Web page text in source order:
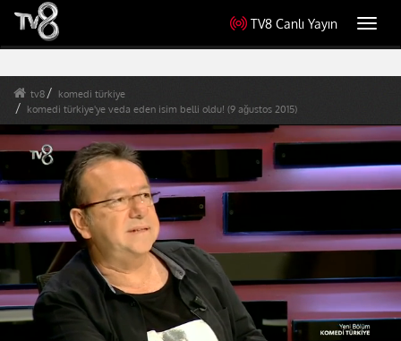
TV8 Canlı Yayın
tv8
komedi türkiye
komedi türkiye'ye veda eden isim belli oldu! (9 ağustos 2015)